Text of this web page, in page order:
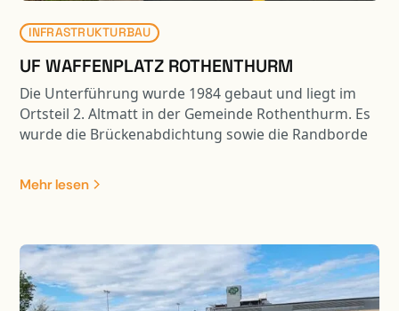
INFRASTRUKTURBAU
UF WAFFENPLATZ ROTHENTHURM
Die Unterführung wurde 1984 gebaut und liegt im
Ortsteil 2. Altmatt in der Gemeinde Rothenthurm. Es
wurde die Brückenabdichtung sowie die Randborde
saniert. In Zusammenhang mit der Sanierung der
Kunstbaute erfolgte eine Belagssanierung auf einer
Mehr lesen